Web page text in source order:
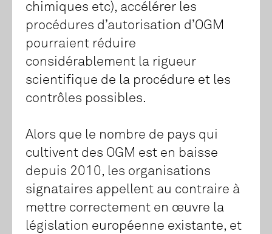
chimiques etc), accélérer les
procédures d’autorisation d’OGM
pourraient réduire
considérablement la rigueur
scientifique de la procédure et les
contrôles possibles.
Alors que le nombre de pays qui
cultivent des OGM est en baisse
depuis 2010, les organisations
signataires appellent au contraire à
mettre correctement en œuvre la
législation européenne existante, et